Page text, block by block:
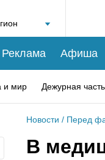
Реклама Афиша
и мир Дежурная часть
Новости / Перед
В